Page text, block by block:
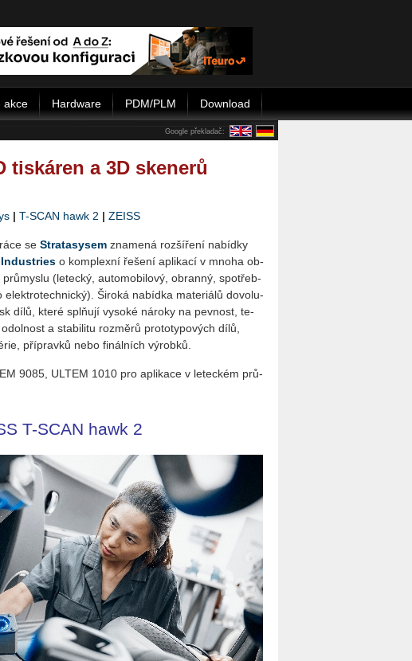
akce Hardware PDM/PLM Download
Google překladač:
tiskáren a 3D skenerů
| T-SCAN hawk 2 | ZEISS
se Stra­ta­sy­sem zna­me­ná roz­ší­ře­ní na­bíd­ky
In­du­st­ries o kom­plex­ní ře­še­ní apli­ka­cí v mnoha ob­
prů­mys­lu (le­tec­ký, au­to­mo­bi­lo­vý, obran­ný, spo­třeb­
elek­tro­tech­nic­ký). Ši­ro­ká na­bíd­ka ma­te­ri­á­lů do­vo­lu­
dílů, které splňují vy­so­ké ná­ro­ky na pev­nost, te­
a sta­bi­li­tu roz­mě­rů pro­to­ty­po­vých dílů,
pří­prav­ků nebo fi­nál­ních vý­rob­ků.
9085, ULTEM 1010 pro apli­ka­ce v le­tec­kém prů­
T-SCAN hawk 2